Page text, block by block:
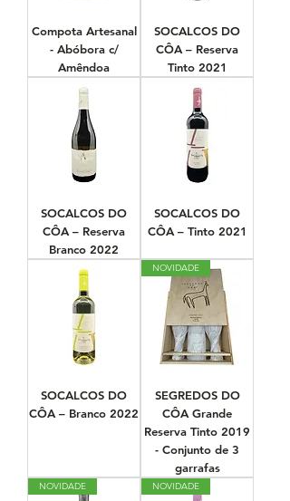
Compota Artesanal
- Abóbora c/
Amêndoa
SOCALCOS DO
CÔA – Reserva
Tinto 2021
SOCALCOS DO
CÔA – Reserva
Branco 2022
SOCALCOS DO
CÔA – Tinto 2021
SOCALCOS DO
CÔA – Branco 2022
NOVIDADE
SEGREDOS DO
CÔA Grande
Reserva Tinto 2019
- Conjunto de 3
garrafas
NOVIDADE NOVIDADE